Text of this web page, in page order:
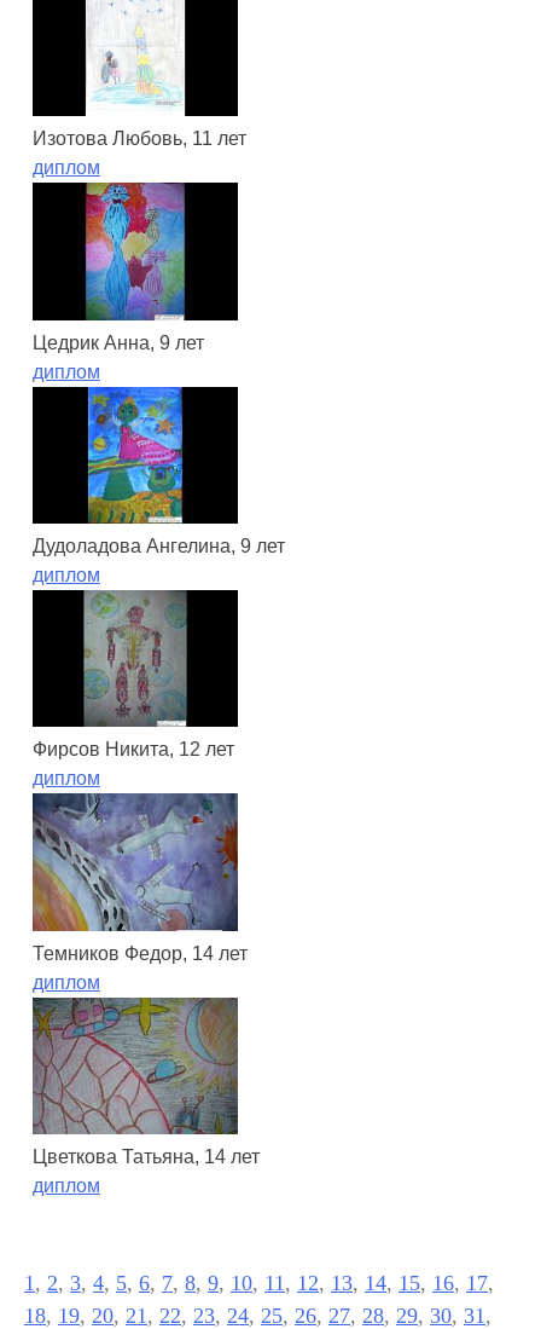
Изотова Любовь, 11 лет
диплом
Цедрик Анна, 9 лет
диплом
Дудоладова Ангелина, 9 лет
диплом
Фирсов Никита, 12 лет
диплом
Темников Федор, 14 лет
диплом
Цветкова Татьяна, 14 лет
диплом
1 , 2, 3, 4, 5, 6, 7, 8, 9, 10, 11 , 12, 13, 14, 15, 16, 17,
18, 19, 20, 21 , 22, 23, 24, 25, 26, 27, 28, 29, 30, 31 ,